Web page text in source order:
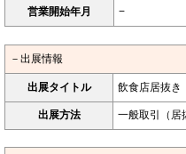
営業開始年月 −
－出展情報
出展タイトル 飲食店居抜き
出展方法 一般取引（居